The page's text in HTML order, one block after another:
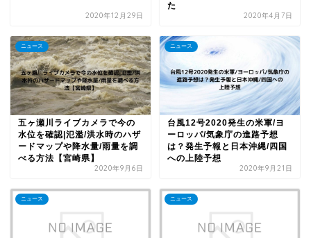
2020年12月29日
た
2020年4月7日
ニュース
五ヶ瀬川ライブカメラで今の
水位を確認|氾濫/洪水時のハザ
ードマップや降水量/雨量を調
べる方法【宮崎県】
2020年9月6日
ニュース
台風12号2020発生の米軍/ヨ
ーロッパ/気象庁の進路予想
は？発生予報と日本沖縄/四国
への上陸予想
2020年9月21日
ニュース ニュース